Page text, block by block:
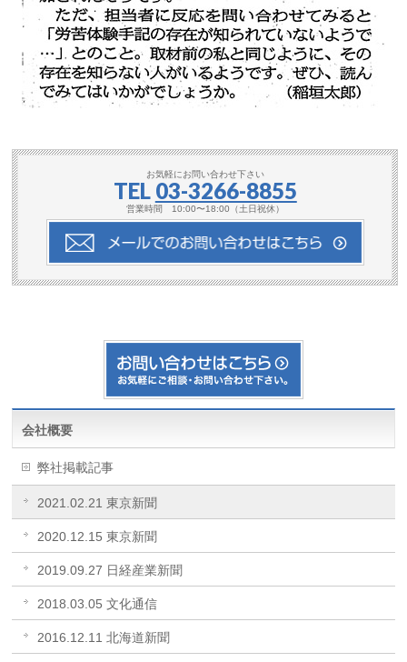
お気軽にお問い合わせ下さい
TEL 03-3266-8855
営業時間 10:00〜18:00（土日祝休）
会社概要
弊社掲載記事
2021.02.21 東京新聞
2020.12.15 東京新聞
2019.09.27 日経産業新聞
2018.03.05 文化通信
2016.12.11 北海道新聞